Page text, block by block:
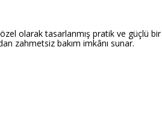
olarak tasarlanmış pratik ve güçlü bir
zahmetsiz bakım imkânı sunar.